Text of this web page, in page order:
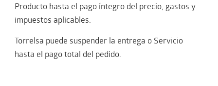
Producto hasta el pago íntegro del precio, gastos y
impuestos aplicables.
Torrelsa puede suspender la entrega o Servicio
hasta el pago total del pedido.